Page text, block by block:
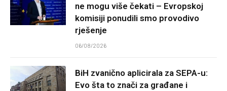
ne mogu više čekati – Evropskoj
komisiji ponudili smo provodivo
rješenje
06/08/2026
BiH zvanično aplicirala za SEPA-u:
Evo šta to znači za građane i